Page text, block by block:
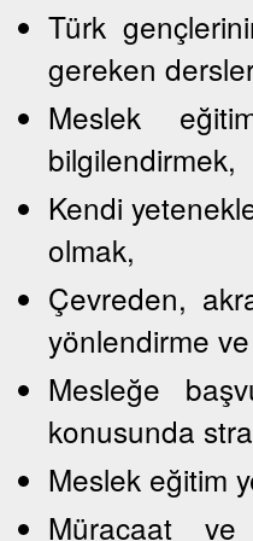
Türk
gereken
Meslek
bilgilendirmek,
Kendi
olmak,
Çevreden,
yönlendirme
Mesleğe
konusunda
Meslek eğitim
Müracaat ve